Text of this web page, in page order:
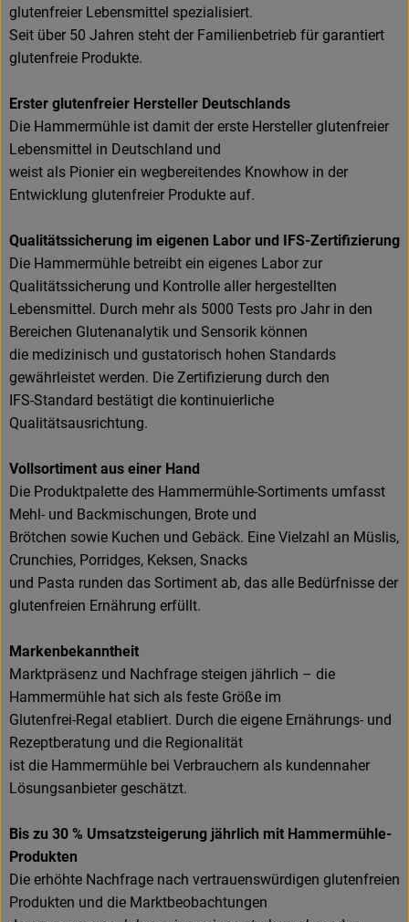
glutenfreier Lebensmittel spezialisiert.
Seit über 50 Jahren steht der Familienbetrieb für garantiert
glutenfreie Produkte.
Erster glutenfreier Hersteller Deutschlands
Die Hammermühle ist damit der erste Hersteller glutenfreier
Lebensmittel in Deutschland und
weist als Pionier ein wegbereitendes Knowhow in der
Entwicklung glutenfreier Produkte auf.
Qualitätssicherung im eigenen Labor und IFS-Zertifizierung
Die Hammermühle betreibt ein eigenes Labor zur
Qualitätssicherung und Kontrolle aller hergestellten
Lebensmittel. Durch mehr als 5000 Tests pro Jahr in den
Bereichen Glutenanalytik und Sensorik können
die medizinisch und gustatorisch hohen Standards
gewährleistet werden. Die Zertifizierung durch den
IFS-Standard bestätigt die kontinuierliche
Qualitätsausrichtung.
Vollsortiment aus einer Hand
Die Produktpalette des Hammermühle-Sortiments umfasst
Mehl- und Backmischungen, Brote und
Brötchen sowie Kuchen und Gebäck. Eine Vielzahl an Müslis,
Crunchies, Porridges, Keksen, Snacks
und Pasta runden das Sortiment ab, das alle Bedürfnisse der
glutenfreien Ernährung erfüllt.
Markenbekanntheit
Marktpräsenz und Nachfrage steigen jährlich – die
Hammermühle hat sich als feste Größe im
Glutenfrei-Regal etabliert. Durch die eigene Ernährungs- und
Rezeptberatung und die Regionalität
ist die Hammermühle bei Verbrauchern als kundennaher
Lösungsanbieter geschätzt.
Bis zu 30 % Umsatzsteigerung jährlich mit Hammermühle-
Produkten
Die erhöhte Nachfrage nach vertrauenswürdigen glutenfreien
Produkten und die Marktbeobachtungen